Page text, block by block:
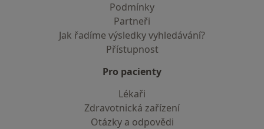
Podmínky
Partneři
Jak řadíme výsledky vyhledávání?
Přístupnost
Pro pacienty
Lékaři
Zdravotnická zařízení
Otázky a odpovědi